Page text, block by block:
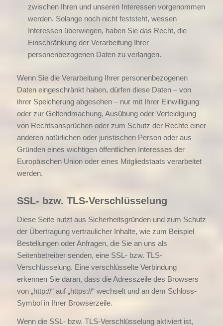
zwischen Ihren und unseren Interessen vorgenommen
werden. Solange noch nicht feststeht, wessen
Interessen überwiegen, haben Sie das Recht, die
Einschränkung der Verarbeitung Ihrer
personenbezogenen Daten zu verlangen.
Wenn Sie die Verarbeitung Ihrer personenbezogenen
Daten eingeschränkt haben, dürfen diese Daten – von
ihrer Speicherung abgesehen – nur mit Ihrer Einwilligung
oder zur Geltendmachung, Ausübung oder Verteidigung
von Rechtsansprüchen oder zum Schutz der Rechte einer
anderen natürlichen oder juristischen Person oder aus
Gründen eines wichtigen öffentlichen Interesses der
Europäischen Union oder eines Mitgliedstaats verarbeitet
werden.
SSL- bzw. TLS-Verschlüsselung
Diese Seite nutzt aus Sicherheitsgründen und zum Schutz
der Übertragung vertraulicher Inhalte, wie zum Beispiel
Bestellungen oder Anfragen, die Sie an uns als
Seitenbetreiber senden, eine SSL- bzw. TLS-
Verschlüsselung. Eine verschlüsselte Verbindung
erkennen Sie daran, dass die Adresszeile des Browsers
von „http://“ auf „https://“ wechselt und an dem Schloss-
Symbol in Ihrer Browserzeile.
Wenn die SSL- bzw. TLS-Verschlüsselung aktiviert ist,